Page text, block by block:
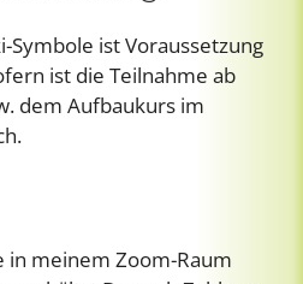
Symbole ist Voraussetzung
ist die Teilnahme ab
dem Aufbaukurs im
in meinem Zoom-Raum